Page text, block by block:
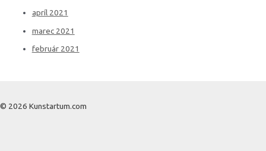
apríl 2021
marec 2021
február 2021
© 2026 Kunstartum.com